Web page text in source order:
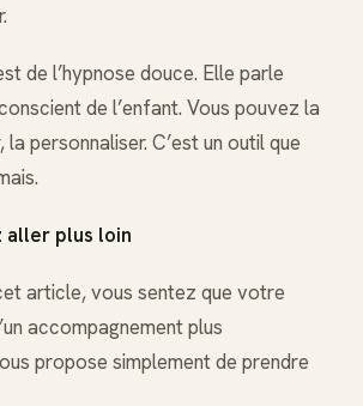
de l’hypnose douce. Elle parle
de l’enfant. Vous pouvez la
personnaliser. C’est un outil que
aller plus loin
article, vous sentez que votre
accompagnement plus
propose simplement de prendre